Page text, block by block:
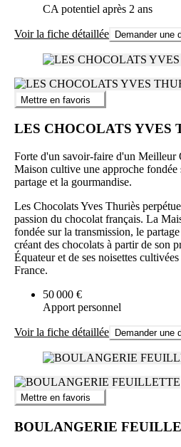
CA potentiel après 2 ans
Voir la fiche détaillée Demander une
Mettre en favoris
LES CHOCOLATS YVES
Forte d'un savoir-faire d'un Meilleur
Maison cultive une approche fondée
partage et la gourmandise.
Les Chocolats Yves Thuriès
passion du chocolat français. La
fondée sur la transmission, le
créant des chocolats à partir de son
Équateur et de ses noisettes
France.
50 000 €
Apport personnel
Voir la fiche détaillée Demander une
Mettre en favoris
BOULANGERIE